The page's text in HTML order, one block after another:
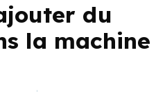
du
la machine